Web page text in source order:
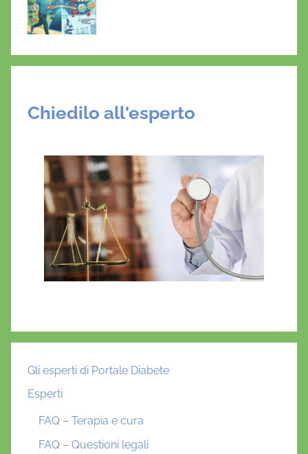
Chiedilo all'esperto
Gli esperti di Portale Diabete
Esperti
FAQ – Terapia e cura
FAQ – Questioni legali